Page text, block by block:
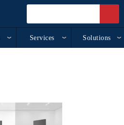
Services Solutions